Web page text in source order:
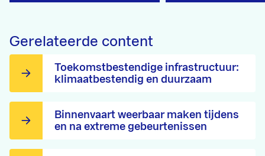
Gerelateerde content
Toekomstbestendige infrastructuur:
klimaatbestendig en duurzaam
Binnenvaart weerbaar maken tijdens
en na extreme gebeurtenissen